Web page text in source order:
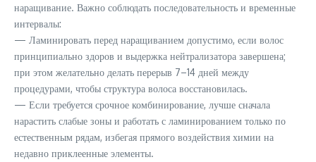
наращивание. Важно соблюдать последовательность и временные
интервалы:
— Ламинировать перед наращиванием допустимо, если волос
принципиально здоров и выдержка нейтрализатора завершена;
при этом желательно делать перерыв 7–14 дней между
процедурами, чтобы структура волоса восстановилась.
— Если требуется срочное комбинирование, лучше сначала
нарастить слабые зоны и работать с ламинированием только по
естественным рядам, избегая прямого воздействия химии на
недавно приклеенные элементы.